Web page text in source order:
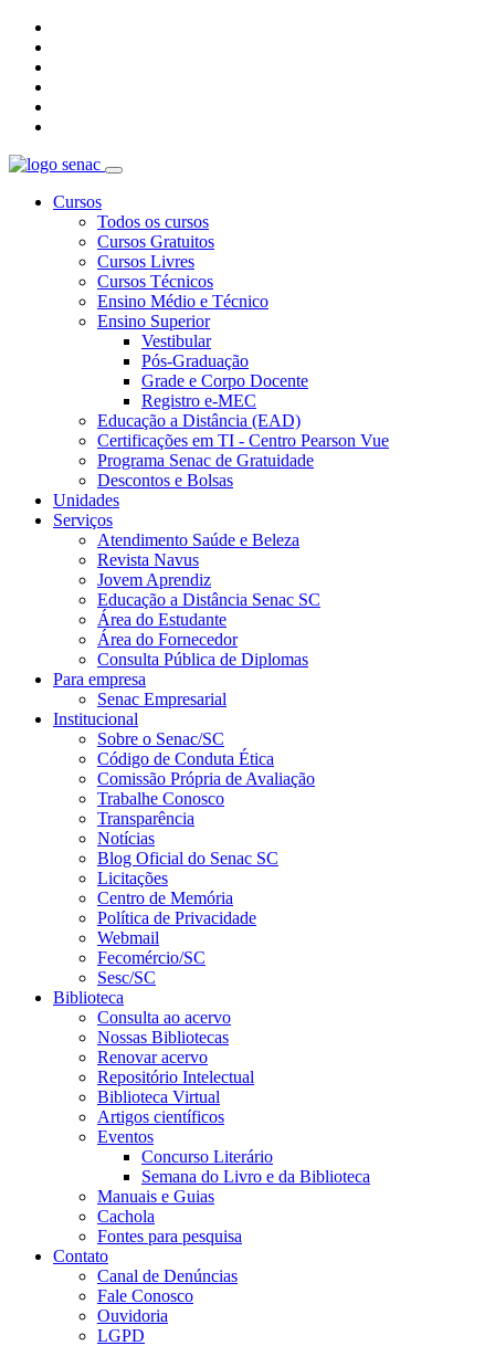
Cursos
Todos os cursos
Cursos Gratuitos
Cursos Livres
Cursos Técnicos
Ensino Médio e Técnico
Ensino Superior
Vestibular
Pós-Graduação
Grade e Corpo Docente
Registro e-MEC
Educação a Distância (EAD)
Certificações em TI - Centro Pearson Vue
Programa Senac de Gratuidade
Descontos e Bolsas
Unidades
Serviços
Atendimento Saúde e Beleza
Revista Navus
Jovem Aprendiz
Educação a Distância Senac SC
Área do Estudante
Área do Fornecedor
Consulta Pública de Diplomas
Para empresa
Senac Empresarial
Institucional
Sobre o Senac/SC
Código de Conduta Ética
Comissão Própria de Avaliação
Trabalhe Conosco
Transparência
Notícias
Blog Oficial do Senac SC
Licitações
Centro de Memória
Política de Privacidade
Webmail
Fecomércio/SC
Sesc/SC
Biblioteca
Consulta ao acervo
Nossas Bibliotecas
Renovar acervo
Repositório Intelectual
Biblioteca Virtual
Artigos científicos
Eventos
Concurso Literário
Semana do Livro e da Biblioteca
Manuais e Guias
Cachola
Fontes para pesquisa
Contato
Canal de Denúncias
Fale Conosco
Ouvidoria
LGPD